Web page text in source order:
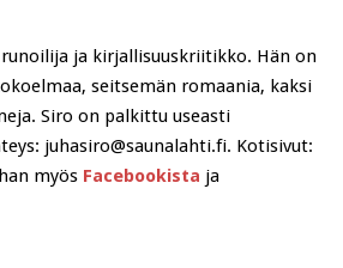
ja kirjallisuuskriitikko. Hän on
seitsemän romaania, kaksi
Siro on palkittu useasti
juhasiro@saunalahti.fi. Kotisivut:
myös Facebookista ja